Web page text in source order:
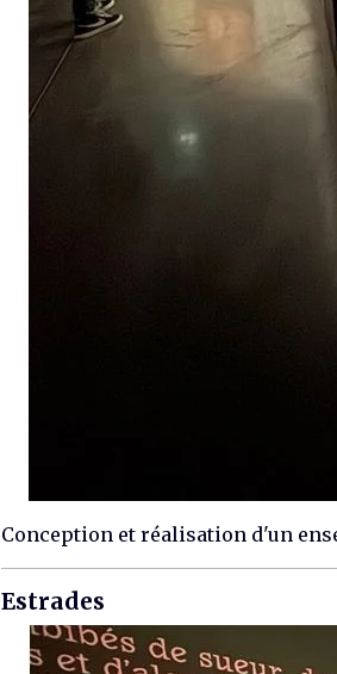
Conception et réalisation d'un
Estrades